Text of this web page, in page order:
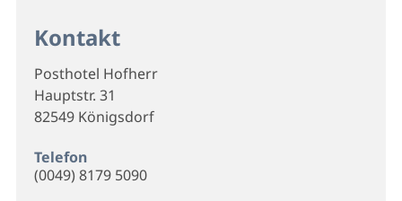
Kontakt
Posthotel Hofherr
Hauptstr. 31
82549 Königsdorf
Telefon
(0049) 8179 5090